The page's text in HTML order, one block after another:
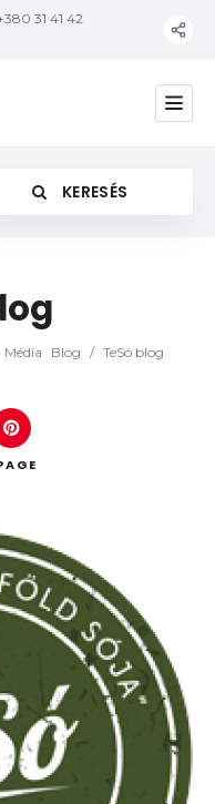
31 41 42
KERESÉS
Média Blog / TeSó blog